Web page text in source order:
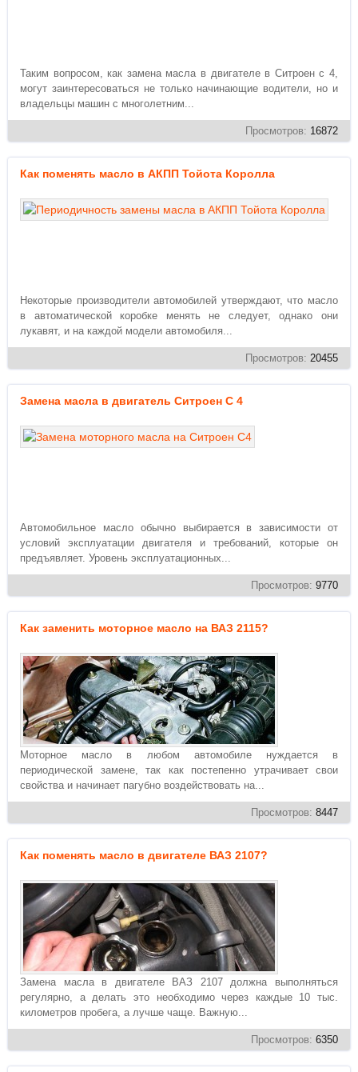
Таким вопросом, как замена масла в двигателе в Ситроен с 4,
могут заинтересоваться не только начинающие водители, но и
владельцы машин с многолетним...
Просмотров: 16872
Как поменять масло в АКПП Тойота Королла
Некоторые производители автомобилей утверждают, что масло
в автоматической коробке менять не следует, однако они
лукавят, и на каждой модели автомобиля...
Просмотров: 20455
Замена масла в двигатель Ситроен C 4
Автомобильное масло обычно выбирается в зависимости от
условий эксплуатации двигателя и требований, которые он
предъявляет. Уровень эксплуатационных...
Просмотров: 9770
Как заменить моторное масло на ВАЗ 2115?
Моторное масло в любом автомобиле нуждается в
периодической замене, так как постепенно утрачивает свои
свойства и начинает пагубно воздействовать на...
Просмотров: 8447
Как поменять масло в двигателе ВАЗ 2107?
Замена масла в двигателе ВАЗ 2107 должна выполняться
регулярно, а делать это необходимо через каждые 10 тыс.
километров пробега, а лучше чаще. Важную...
Просмотров: 6350